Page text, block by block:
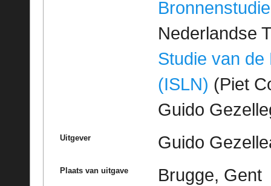
Bronnenstudie
Nederlandse
Studie van de
(ISLN) (Piet
Guido
Uitgever Guido
Plaats van uitgave Brugge, Gent